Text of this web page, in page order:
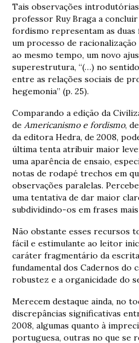
Tais observações
professor Ruy Braga a
fordismo representam as duas
um processo de
ao mesmo tempo, um novo
superestrutura, “(…) no
entre as relações sociais de
hegemonia” (p. 25).
Comparando a edição da
de Americanismo e fordismo,
da editora Hedra, de 2008,
última tenta atribuir maior
uma aparência de ensaio,
notas de rodapé trechos em
observações paralelas.
uma tentativa de dar maior
subdividindo-os em frases
Não obstante esses recursos
fácil e estimulante ao leitor
caráter fragmentário da
fundamental dos Cadernos do
robustez e a organicidade do
Merecem destaque ainda, no
discrepâncias significativas
2008, algumas quanto à
portuguesa, outras no que se